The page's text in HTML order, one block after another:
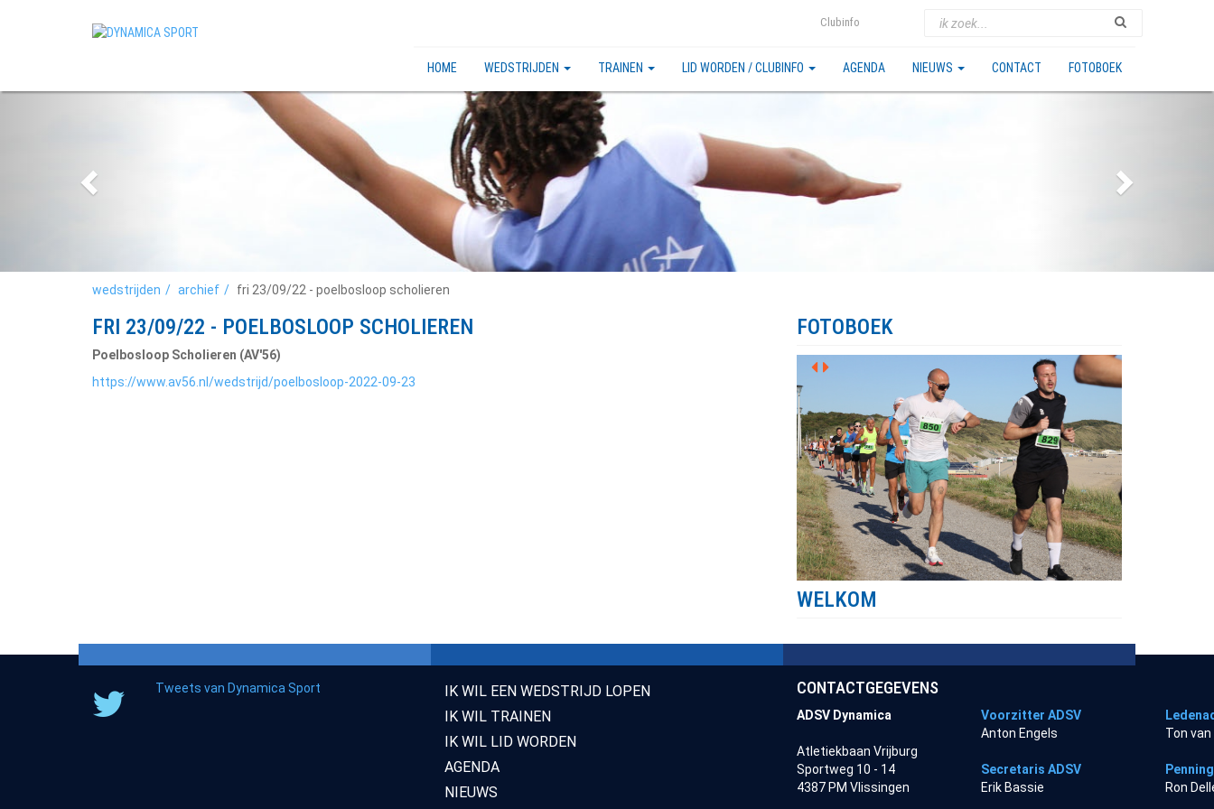
Clubinfo
HOME WEDSTRIJDEN TRAINEN LID WORDEN / CLUBINFO AGENDA NIEUWS CONTACT FOTOBOEK
wedstrijden archief fri 23/09/22 - poelbosloop scholieren
FRI 23/09/22 - POELBOSLOOP SCHOLIEREN
Poelbosloop Scholieren (AV'56)
https://www.av56.nl/wedstrijd/poelbosloop-2022-09-23
FOTOBOEK
WELKOM
Tweets van Dynamica Sport
IK WIL EEN WEDSTRIJD LOPEN
IK WIL TRAINEN
IK WIL LID WORDEN
AGENDA
NIEUWS
CONTACTGEGEVENS
ADSV Dynamica Voorzitter ADSV
Anton Engels
Ton
Atletiekbaan Vrijburg
Sportweg 10 - 14
Secretaris ADSV
4387 PM Vlissingen
Erik Bassie Ron